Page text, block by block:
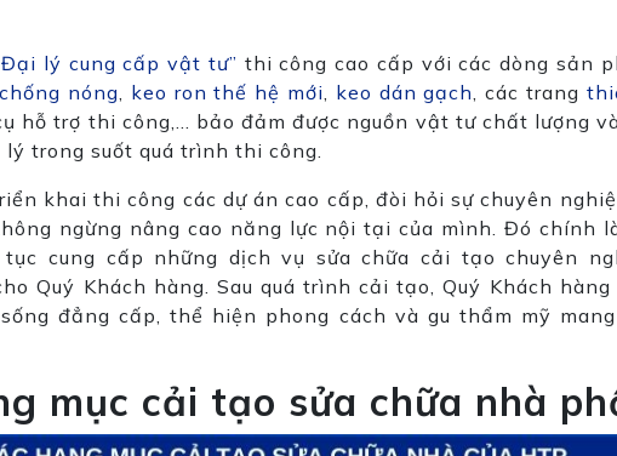
lý cung cấp vật tư” thi công cao cấp với các dòng sản
nóng keo ron thế hệ mới keo dán gạch , các trang
hỗ trợ thi công,… bảo đảm được nguồn vật tư chất lượng
lý trong suốt quá trình thi công.
khai thi công các dự án cao cấp, đòi hỏi sự chuyên
ngừng nâng cao năng lực nội tại của mình.Đó chính
cung cấp những dịch vụ sửa chữa cải tạo chuyên
Quý Khách hàng. Sau quá trình cải tạo, Quý Khách
đẳng cấp, thể hiện phong cách và gu thẩm mỹ
mục cải tạo sửa chữa nhà